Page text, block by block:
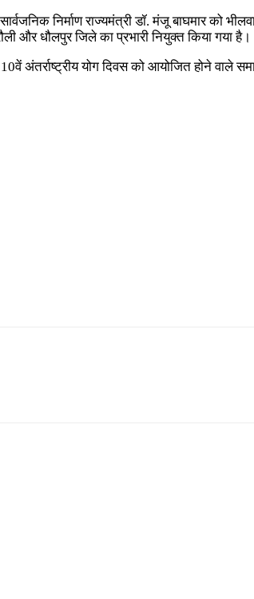
निर्माण राज्यमंत्री डॉ. मंजू बाघमार को
और धौलपुर जिले का प्रभारी नियुक्त किया गया है।
अंतर्राष्ट्रीय योग दिवस को आयोजित होने वाले